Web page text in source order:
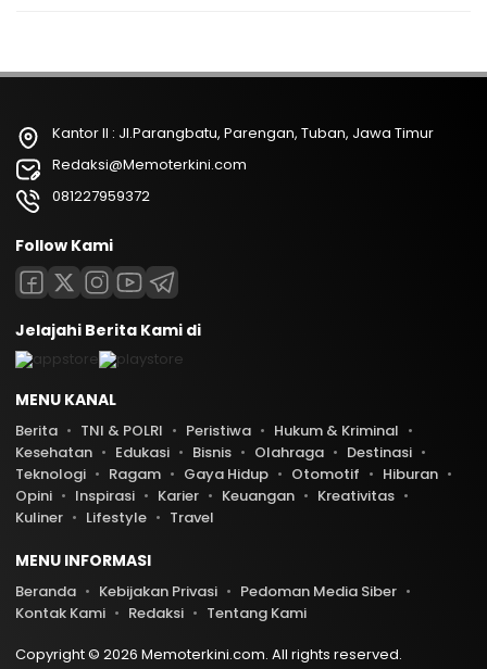
Kantor II : Jl.Parangbatu, Parengan, Tuban, Jawa Timur
Redaksi@Memoterkini.com
081227959372
Follow Kami
Jelajahi Berita Kami di
MENU KANAL
Berita TNI & POLRI Peristiwa
Hukum & Kriminal
Kesehatan
Edukasi Bisnis Olahraga
Destinasi
Teknologi
Ragam Gaya Hidup Otomotif
Hiburan
Opini
Inspirasi Karier Keuangan
Kreativitas
Kuliner
Lifestyle Travel
MENU INFORMASI
Beranda Kebijakan Privasi
Pedoman Media Siber
Kontak Kami
Redaksi
Tentang Kami
Copyright © 2026 Memoterkini.com. All rights reserved.